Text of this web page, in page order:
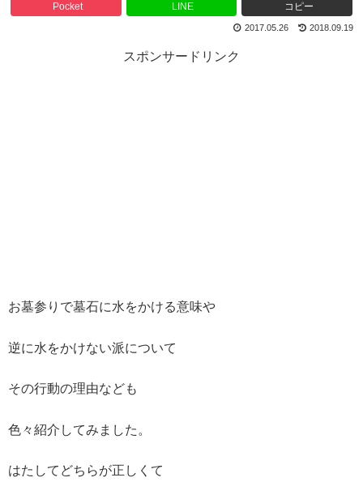
Pocket LINE コピー
2018.09.19
2017.05.26
スポンサードリンク
お墓参りで墓石に水をかける意味や
逆に水をかけない派について
その行動の理由なども
色々紹介してみました。
はたしてどちらが正しくて